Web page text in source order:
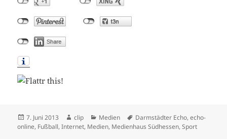
Veröffentlicht
am
7. Juni 2013 Autor
clip Kategorien
Medien Schlagwörter
Darmstädter Echo,echo-
online, Fußball,Internet, Medien, Medienhaus Südhessen,Sport